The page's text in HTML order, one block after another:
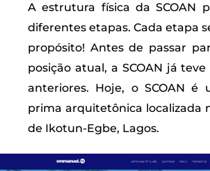
A estrutura física da SCOAN
diferentes etapas. Cada etapa
propósito! Antes de passar
posição atual, a SCOAN já
anteriores. Hoje, o SCOAN é
prima arquitetônica localizada
de Ikotun-Egbe, Lagos.